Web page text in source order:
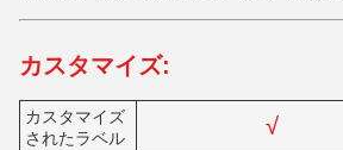
カスタマイズ:
カスタマイズ
されたラベル
√